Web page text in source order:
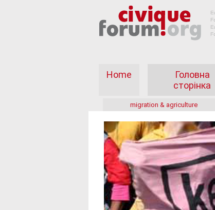
Home
Головна
сторінка
migration & agriculture